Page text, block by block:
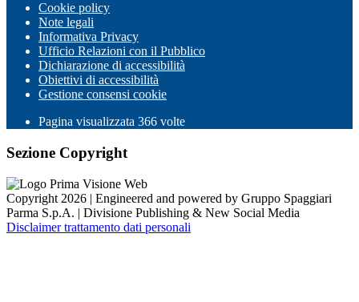
Cookie policy
Note legali
Informativa Privacy
Ufficio Relazioni con il Pubblico
Dichiarazione di accessibilità
Obiettivi di accessibilità
Gestione consensi cookie
Pagina visualizzata 366 volte
Sezione Copyright
Copyright 2026 | Engineered and powered by Gruppo Spaggiari
Parma S.p.A. | Divisione Publishing & New Social Media
Disclaimer trattamento dati personali